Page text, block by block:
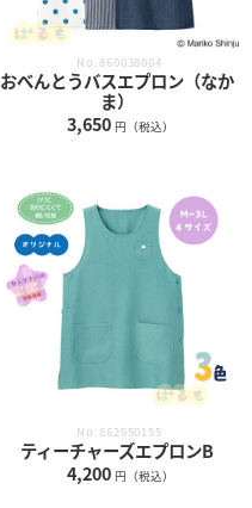
No.860038004
おべんとうバスエプロン（なか
ま）
3,650 円（税込）
No.862950155
ティーチャーズエプロンB
4,200 円（税込）